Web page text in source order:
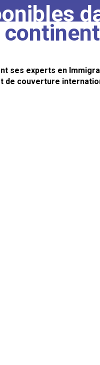
ses experts en
de couverture